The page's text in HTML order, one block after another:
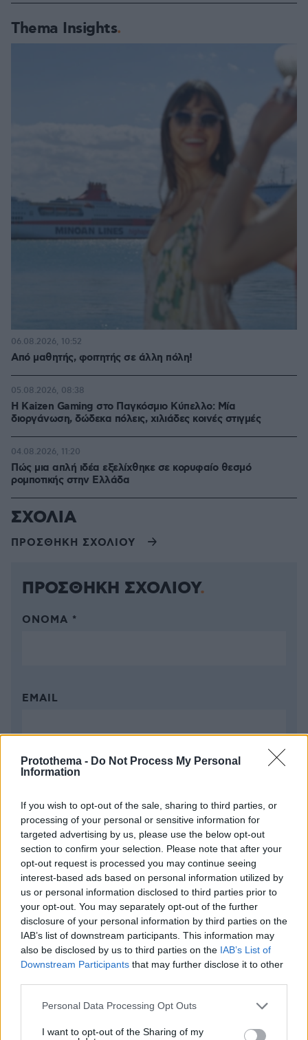
Protothema - Do Not Process My Personal
Information
If you wish to opt-out of the sale, sharing to third parties, or
processing of your personal or sensitive information for
targeted advertising by us, please use the below opt-out
section to confirm your selection. Please note that after your
opt-out request is processed you may continue seeing
interest-based ads based on personal information utilized by
us or personal information disclosed to third parties prior to
your opt-out. You may separately opt-out of the further
disclosure of your personal information by third parties on the
IAB’s list of downstream participants. This information may
also be disclosed by us to third parties on the IAB’s List of
Downstream Participants that may further disclose it to other
Please note that this website/app uses one or more Google
not limited to your visit or usage behaviour. You may click to
Personal Data Processing Opt Outs
I want to opt-out of the Sharing of my
Thema Insights
Από μαθητής, φοιτητής σε άλλη πόλη!
06.08.2026, 10:52
H Kaizen Gaming στο Παγκόσμιο Kύπελλο: Μία
διοργάνωση, δώδεκα πόλεις, χιλιάδες κοινές στιγμές
05.08.2026, 08:38
Πώς μια απλή ιδέα εξελίχθηκε σε κορυφαίο θεσμό
ρομποτικής στην Ελλάδα
04.08.2026, 11:20
ΣΧΟΛΙΑ
ΠΡΟΣΘΗΚΗ ΣΧΟΛΙΟΥ
ΠΡΟΣΘΗΚΗ ΣΧΟΛΙΟΥ
ΌΝΟΜΑ *
EMAIL
ΣΧΌΛΙΟ *
Απομένουν2500χαρακτήρες